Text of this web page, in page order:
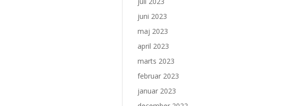
juni 2023
maj 2023
april 2023
marts 2023
februar 2023
januar 2023